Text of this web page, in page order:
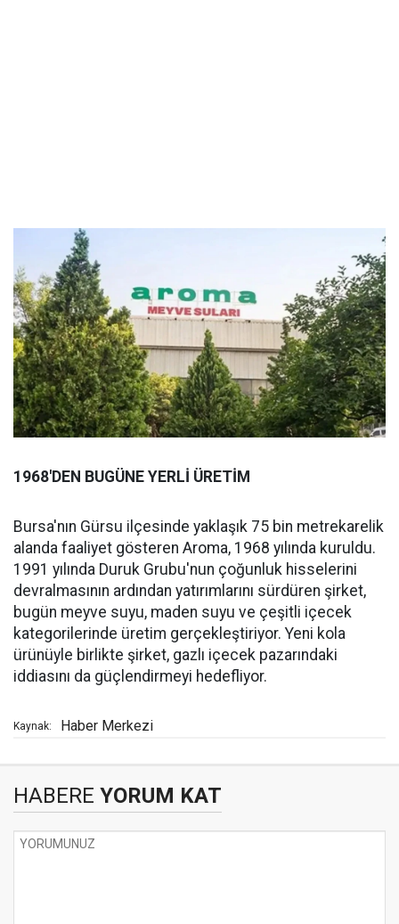
1968'DEN BUGÜNE YERLİ ÜRETİM
Bursa'nın Gürsu ilçesinde yaklaşık 75 bin metrekarelik
alanda faaliyet gösteren Aroma, 1968 yılında kuruldu.
1991 yılında Duruk Grubu'nun çoğunluk hisselerini
devralmasının ardından yatırımlarını sürdüren şirket,
bugün meyve suyu, maden suyu ve çeşitli içecek
kategorilerinde üretim gerçekleştiriyor. Yeni kola
ürünüyle birlikte şirket, gazlı içecek pazarındaki
iddiasını da güçlendirmeyi hedefliyor.
Kaynak: Haber Merkezi
HABERE YORUM KAT